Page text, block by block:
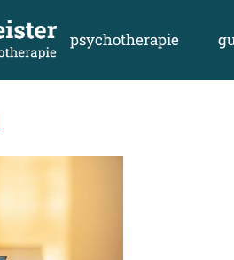
psychotherapie